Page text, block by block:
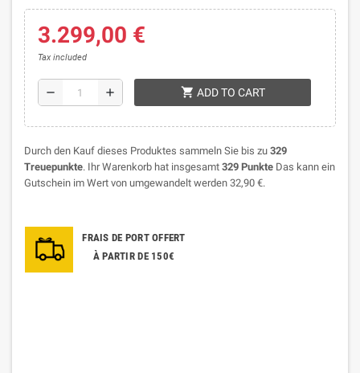
3.299,00 €
Tax included
remove add shopping_cart ADD TO CART
Durch den Kauf dieses Produktes sammeln Sie bis zu 329
Treuepunkte. Ihr Warenkorb hat insgesamt 329 Punkte Das kann ein
Gutschein im Wert von umgewandelt werden 32,90 €.
FRAIS DE PORT OFFERT
À PARTIR DE 150€